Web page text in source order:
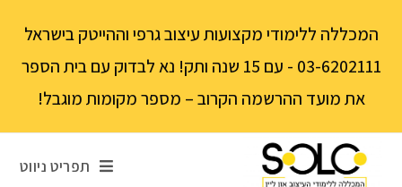
המכללה ללימודי מקצועות עיצוב גרפי וההייטק בישראל
03-6202111 - עם 15 שנה ותק! נא לבדוק עם בית הספר
את מועד ההרשמה הקרוב – מספר מקומות מוגבל!
תפריט ניווט